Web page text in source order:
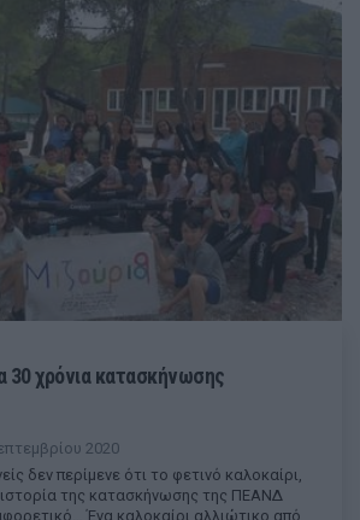
30 χρόνια κατασκήνωσης
2020
δεν περίμενε ότι το φετινό καλοκαίρι,
της κατασκήνωσης της ΠΕΑΝΔ
Ένα καλοκαίρι αλλιώτικο από